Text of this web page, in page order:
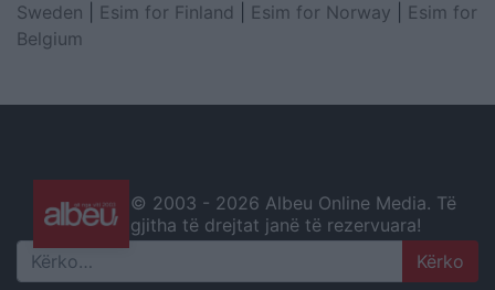
Sweden
Esim for Finland Esim for Norway
Esim for
Belgium
© 2003 - 2026 Albeu Online Media. Të
gjitha të drejtat janë të rezervuara!